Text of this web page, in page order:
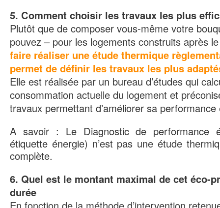
5. Comment choisir les travaux les plus
Plutôt que de composer vous-même votre
pouvez – pour les logements construits après
faire réaliser une étude thermique
permet de définir les travaux les plus
Elle est réalisée par un bureau d’études qui
consommation actuelle du logement et
travaux permettant d’améliorer sa
A savoir : Le Diagnostic de performance
étiquette énergie) n’est pas une étude
complète.
6. Quel est le montant maximal de cet éco-
durée